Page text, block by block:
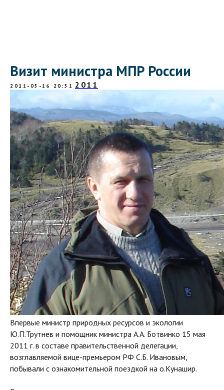
Визит министра МПР России
2011-05-16 20:51 2011
Впервые министр природных ресурсов и экологии
Ю.П.Трутнев и помощник министра А.А. Ботвинко 15 мая
2011 г. в составе правительственной делегации,
возглавляемой вице-премьером РФ С.Б. Ивановым,
побывали с ознакомительной поездкой на о.Кунашир.